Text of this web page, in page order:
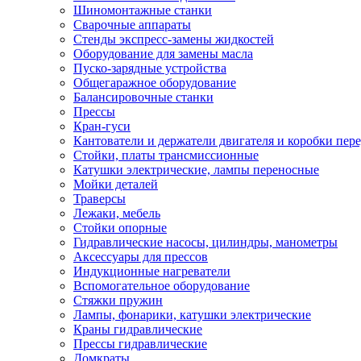
Шиномонтажные станки
Сварочные аппараты
Стенды экспресс-замены жидкостей
Оборудование для замены масла
Пуско-зарядные устройства
Общегаражное оборудование
Балансировочные станки
Прессы
Кран-гуси
Кантователи и держатели двигателя и коробки
Стойки, платы трансмиссионные
Катушки электрические, лампы переносные
Мойки деталей
Траверсы
Лежаки, мебель
Стойки опорные
Гидравлические насосы, цилиндры, манометры
Аксессуары для прессов
Индукционные нагреватели
Вспомогательное оборудование
Стяжки пружин
Лампы, фонарики, катушки электрические
Краны гидравлические
Прессы гидравлические
Домкраты